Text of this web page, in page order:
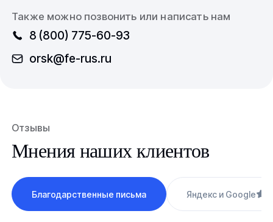
Также можно позвонить или написать нам
8 (800) 775-60-93
orsk@fe-rus.ru
Отзывы
Мнения наших клиентов
Благодарственные письма Яндекс и Google